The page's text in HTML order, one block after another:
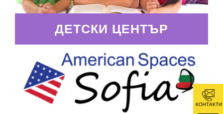
ДЕТСКИ ЦЕНТЪР
КОНТАКТИ